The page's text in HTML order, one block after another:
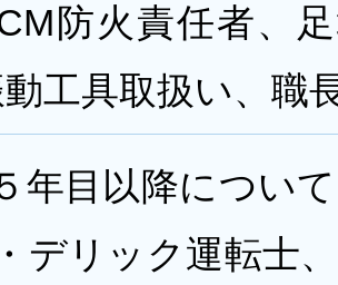
防火責任者、
動工具取扱い、
年目以降につい
デリック運転士